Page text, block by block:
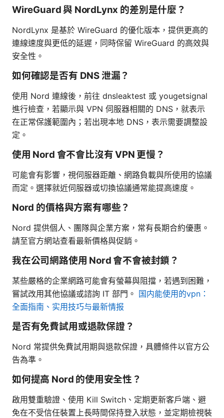
WireGuard 與 NordLynx 的差別是什麼？
NordLynx 是基於 WireGuard 的優化版本，提供更高的
連線速度與更低的延遲，同時保留 WireGuard 的高效與
安全性。
如何確認是否有 DNS 泄漏？
使用 Nord 連線後，前往 dnsleaktest 或 yougetsignal
進行檢查，若顯示與 VPN 伺服器相關的 DNS，就表示
在正常保護範圍內；若出現本地 DNS，表示需要調整設
定。
使用 Nord 會不會比沒有 VPN 更慢？
可能會有影響，視伺服器距離、網路負載與所使用的協議
而定。選擇就近伺服器或切換協議通常能提高速度。
Nord 的價格與方案有哪些？
Nord 提供個人、團隊與企業方案，常有長期合約優惠。
請至官方網站查看最新價格與促銷。
我在公司網路使用 Nord 會不會被封鎖？
某些嚴格的企業網路可能會有螢幕與阻擋，若遇到困難，
嘗試改用其他協議或諮詢 IT 部門。 国内能使用的vpn：
全面指南、实用技巧与最新情报
是否有免費試用或退款保證？
Nord 常提供免費試用期與退款保證，具體條件以官方公
告為準。
如何提高 Nord 的使用安全性？
啟用雙重驗證、使用 Kill Switch、定期更新客戶端、避
免在不受信任裝置上長時間保持登入狀態，並定期檢視裝